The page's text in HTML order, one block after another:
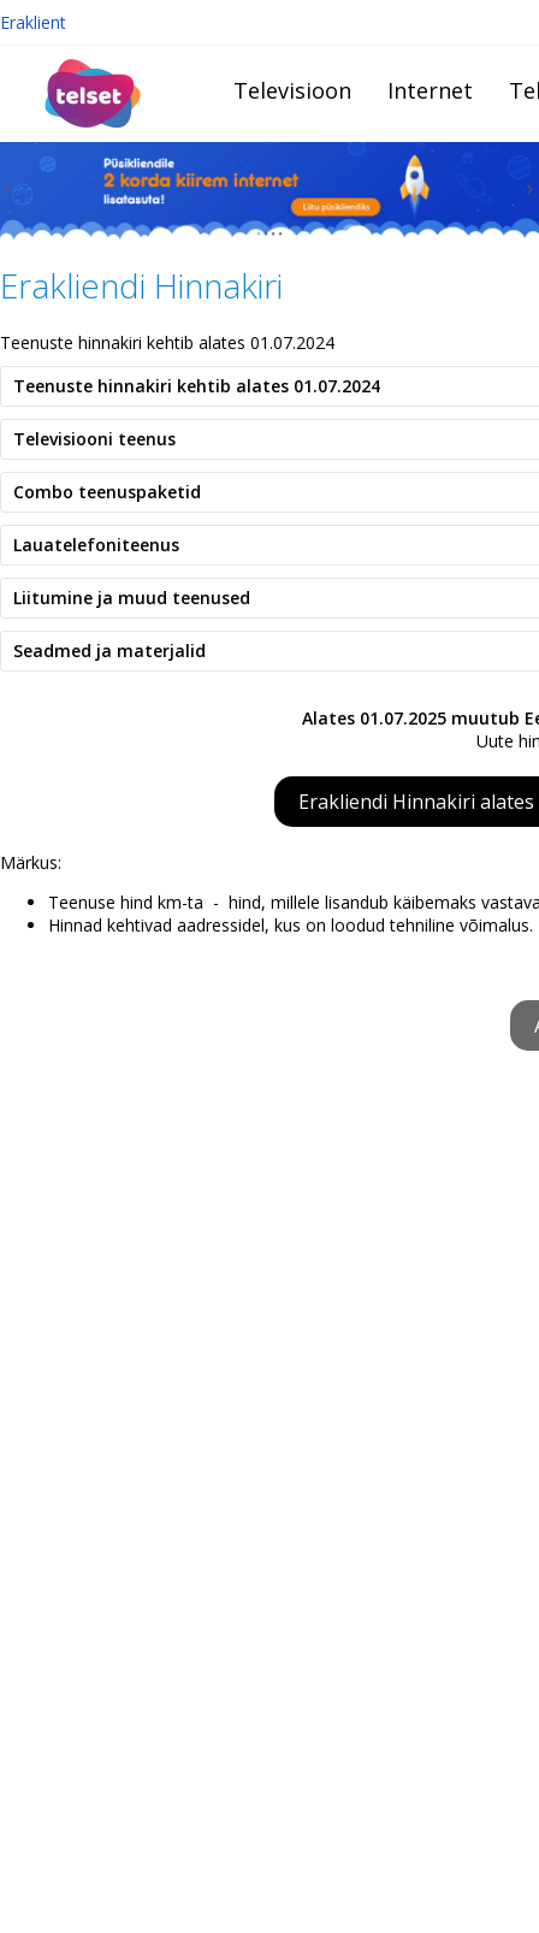
Eraklient
Televisioon Internet
Erakliendi Hinnakiri
Teenuste hinnakiri kehtib alates 01.07.2024
Teenuste hinnakiri kehtib alates 01.07.2024
Televisiooni teenus
Combo teenuspaketid
Lauatelefoniteenus
Liitumine ja muud teenused
Seadmed ja materjalid
Alates 01.07.2025 muutub
Uute
Erakliendi Hinnakiri alates
Märkus:
Teenuse hind km-ta - hind, millele lisandub käibemaks
Hinnad kehtivad aadressidel, kus on loodud tehniline võimalus.